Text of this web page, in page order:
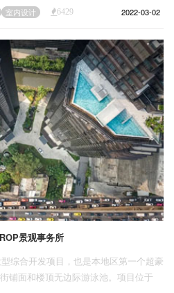
室内设计 6429 2022-03-02
景观事务所
综合开发项目，也是本地区第一个超豪
铺面和楼顶无边际游泳池。项目位于